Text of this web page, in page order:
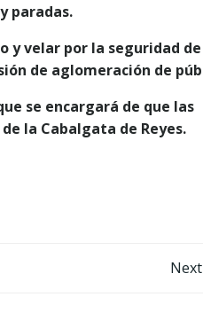
paradas.
y velar por la seguridad
de aglomeración de
se encargará de que las
la Cabalgata de Reyes.